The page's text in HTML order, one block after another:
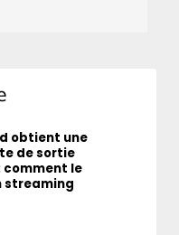
obtient une
de sortie
comment le
streaming